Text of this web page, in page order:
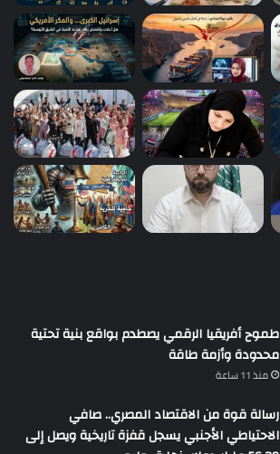
طموح أفريقيا الرقمي يصطدم بواقع بنية تحتية
محدودة وأزمة طاقة
منذ 11 ساعة
رسالة قوة من الاقتصاد المصري.. صافي
الاحتياطي الأجنبي يسجل قفزة تاريخية ويصل إلى